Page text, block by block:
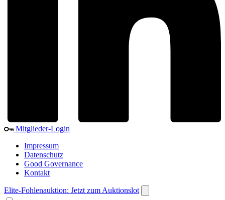
Mitglieder-Login
Impressum
Datenschutz
Good Governance
Kontakt
Elite-Fohlenauktion: Jetzt zum Auktionslot